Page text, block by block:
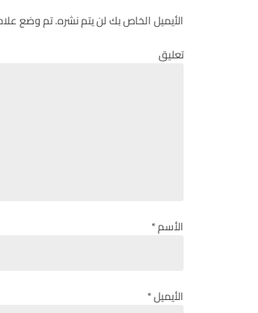
الأيميل الخاص بك لن يتم نشره. تم وضع
تعليق
الأسم *
الأيميل *